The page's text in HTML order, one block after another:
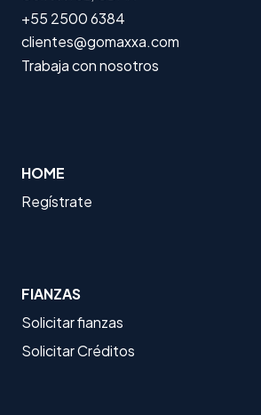
+55 2500 6384
clientes@gomaxxa.com
Trabaja con nosotros
HOME
Regístrate
FIANZAS
Solicitar fianzas
Solicitar Créditos